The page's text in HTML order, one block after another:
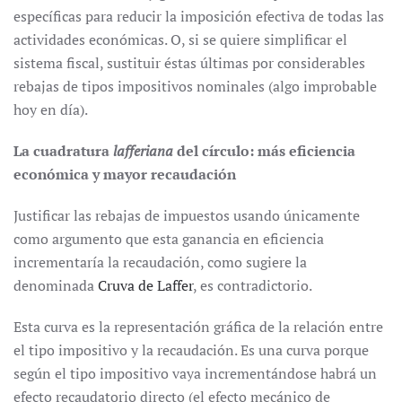
específicas para reducir la imposición efectiva de todas las
actividades económicas. O, si se quiere simplificar el
sistema fiscal, sustituir éstas últimas por considerables
rebajas de tipos impositivos nominales (algo improbable
hoy en día).
La cuadraturalafferianadel círculo: más eficiencia
económica y mayor recaudación
Justificar las rebajas de impuestos usando únicamente
como argumento que esta ganancia en eficiencia
incrementaría la recaudación, como sugiere la
denominadaCruva de Laffer, es contradictorio.
Esta curva es la representación gráfica de la relación entre
el tipo impositivo y la recaudación. Es una curva porque
según el tipo impositivo vaya incrementándose habrá un
efecto recaudatorio directo (el efecto mecánico de